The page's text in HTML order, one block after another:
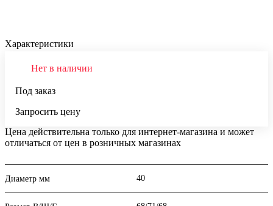
Характеристики
Нет в наличии
Под заказ
Запросить цену
Цена действительна только для интернет-магазина и может
отличаться от цен в розничных магазинах
Диаметр мм 40